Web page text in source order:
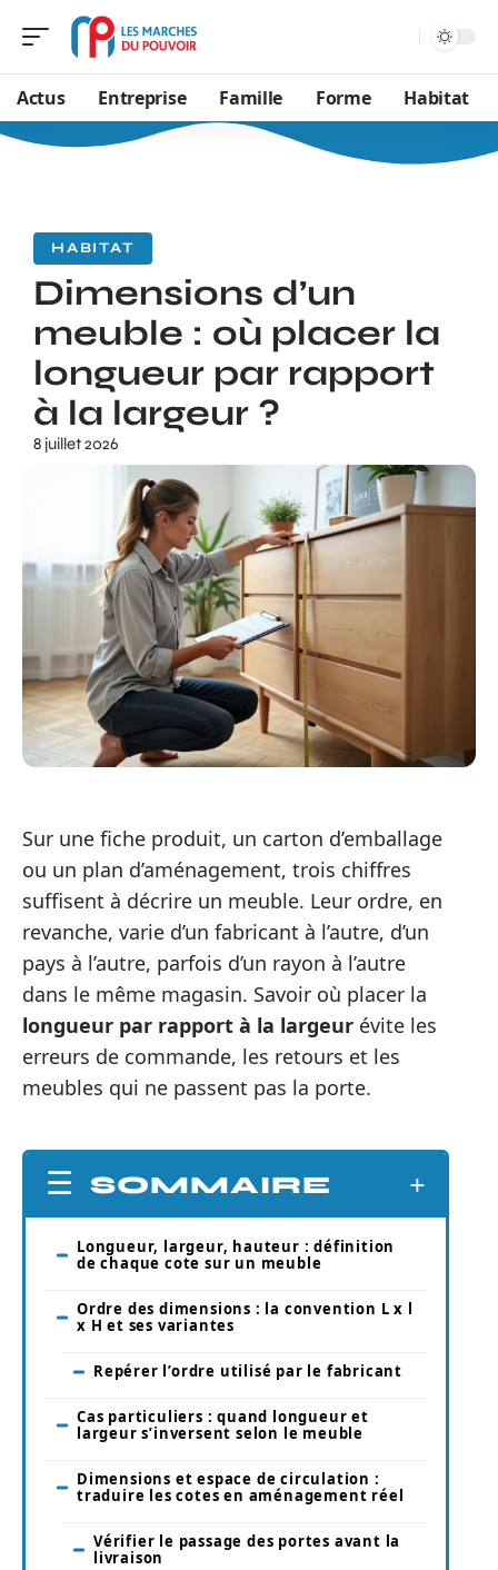
Actus Entreprise Famille Forme Habitat
HABITAT
Dimensions d’un
meuble : où placer la
longueur par rapport
à la largeur ?
8 juillet 2026
Sur une fiche produit, un carton d’emballage
ou un plan d’aménagement, trois chiffres
suffisent à décrire un meuble. Leur ordre, en
revanche, varie d’un fabricant à l’autre, d’un
pays à l’autre, parfois d’un rayon à l’autre
dans le même magasin. Savoir où placer la
longueur par rapport à la largeur évite les
erreurs de commande, les retours et les
meubles qui ne passent pas la porte.
SOMMAIRE
Longueur, largeur, hauteur : définition
de chaque cote sur un meuble
Ordre des dimensions : la convention L x l
x H et ses variantes
Repérer l’ordre utilisé par le fabricant
Cas particuliers : quand longueur et
largeur s’inversent selon le meuble
Dimensions et espace de circulation :
traduire les cotes en aménagement réel
Vérifier le passage des portes avant la
livraison